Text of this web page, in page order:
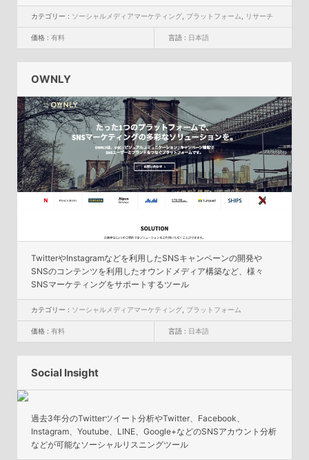
カテゴリー : ソーシャルメディアマーケティング プラットフォーム リサーチ
価格 :有料 言語 : 日本語
OWNLY
TwitterやInstagramなどを利用したSNSキャンペーンの開発や
SNSのコンテンツを利用したオウンドメディア構築など、様々
SNSマーケティングをサポートするツール
カテゴリー : ソーシャルメディアマーケティング プラットフォーム
価格 :有料 言語 : 日本語
Social Insight
過去3年分のTwitterツイート分析やTwitter、Facebook、
Instagram、Youtube、LINE、Google+などのSNSアカウント分析
などが可能なソーシャルリスニングツール